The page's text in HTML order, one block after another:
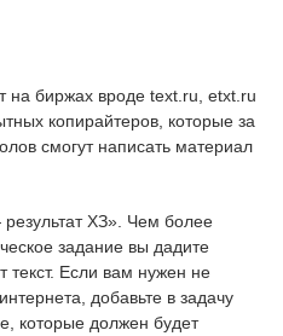
на биржах вроде text.ru, etxt.ru
копирайтеров, которые за
смогут написать материал
ХЗ». Чем более
задание вы дадите
текст. Если вам нужен не
добавьте в задачу
которые должен будет